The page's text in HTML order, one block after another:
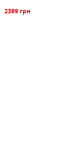
2399 грн